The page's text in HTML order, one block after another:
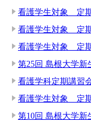
看護学生対象 定期
看護学生対象 定期
看護学生対象 定期
第25回 島根大学新
看護学科定期講習
看護学生対象 定期
第10回 島根大学新